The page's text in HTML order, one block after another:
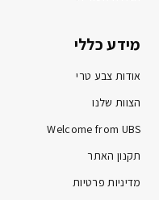
מידע כללי
אודות צבע טרי
הצוות שלנו
Welcome from UBS
תקנון האתר
מדיניות פרטיות